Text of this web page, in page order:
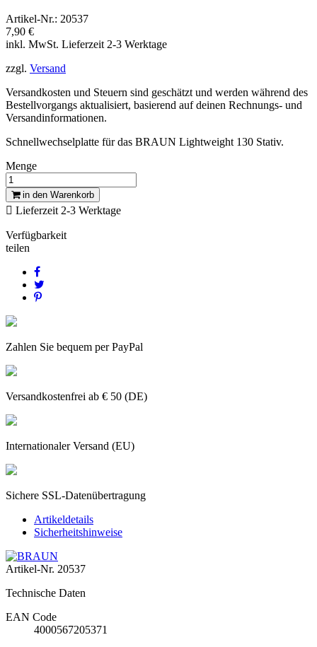
Artikel-Nr.: 20537
7,90 €
inkl. MwSt. Lieferzeit 2-3 Werktage
zzgl. Versand
Versandkosten und Steuern sind geschätzt und werden während des
Bestellvorgangs aktualisiert, basierend auf deinen Rechnungs- und
Versandinformationen.
Schnellwechselplatte für das BRAUN Lightweight 130 Stativ.
Menge
in den Warenkorb
 Lieferzeit 2-3 Werktage
Verfügbarkeit
teilen
Zahlen Sie bequem per PayPal
Versandkostenfrei ab € 50 (DE)
Internationaler Versand (EU)
Sichere SSL-Datenübertragung
Artikeldetails
Sicherheitshinweise
Artikel-Nr. 20537
Technische Daten
EAN Code
4000567205371